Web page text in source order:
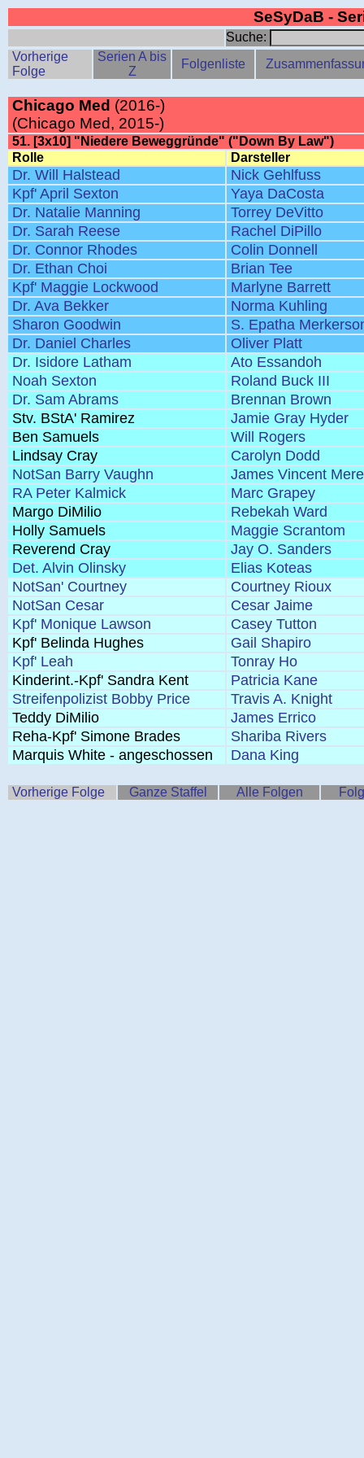
SeSyDaB -
Suche:
Vorherige
Folge
Serien A bis
Z
Folgenliste
Chicago Med (2016-)
(Chicago Med, 2015-)
51. [3x10] "Niedere Beweggründe" ("Down By Law")
Rolle
Darsteller
Dr. Will Halstead
Nick Gehlfuss
Kpf' April Sexton
Yaya DaCosta
Dr. Natalie Manning
Torrey DeVitto
Dr. Sarah Reese
Rachel DiPillo
Dr. Connor Rhodes
Colin Donnell
Dr. Ethan Choi
Brian Tee
Kpf' Maggie Lockwood
Marlyne Barrett
Dr. Ava Bekker
Norma Kuhling
Sharon Goodwin
S. Epatha
Dr. Daniel Charles
Oliver Platt
Dr. Isidore Latham
Ato Essandoh
Noah Sexton
Roland Buck III
Dr. Sam Abrams
Brennan Brown
Stv. BStA' Ramirez
Jamie Gray Hyder
Ben Samuels
Will Rogers
Lindsay Cray
Carolyn Dodd
NotSan Barry Vaughn
James Vincent
RA Peter Kalmick
Marc Grapey
Margo DiMilio
Rebekah Ward
Holly Samuels
Maggie Scrantom
Reverend Cray
Jay O. Sanders
Det. Alvin Olinsky
Elias Koteas
NotSan' Courtney
Courtney Rioux
NotSan Cesar
Cesar Jaime
Kpf' Monique Lawson
Casey Tutton
Kpf' Belinda Hughes
Gail Shapiro
Kpf' Leah
Tonray Ho
Kinderint.-Kpf' Sandra Kent
Patricia Kane
Streifenpolizist Bobby Price
Travis A. Knight
Teddy DiMilio
James Errico
Reha-Kpf' Simone Brades
Shariba Rivers
Marquis White - angeschossen
Dana King
Vorherige Folge Ganze Staffel Alle Folgen